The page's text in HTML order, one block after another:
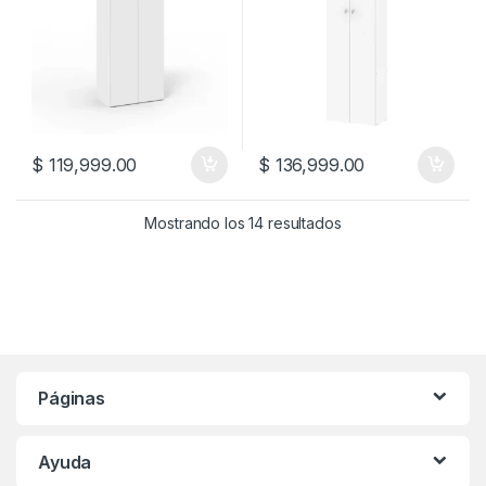
$ 119,999.00 $ 136,999.00
Mostrando los 14 resultados
Páginas
Ayuda